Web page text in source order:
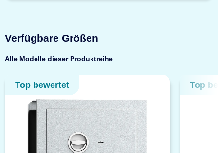
Verfügbare Größen
Alle Modelle dieser Produktreihe
Top bewertet Top